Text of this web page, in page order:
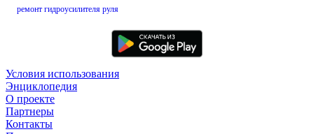
ремонт гидроусилителя руля
Условия использования
Энциклопедия
О проекте
Партнеры
Контакты